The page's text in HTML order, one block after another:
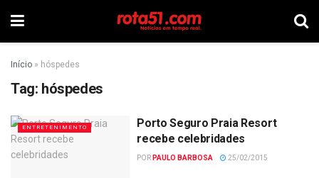
Início » hóspedes
Tag: hóspedes
ENTRETENIMENTO
Porto Seguro Praia Resort
recebe celebridades
POR PAULO BARBOSA 25/02/2015